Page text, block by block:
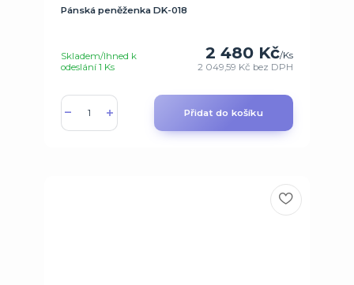
Pánská peněženka DK-018
2 480 Kč/Ks
2 049,59 Kč bez DPH
Skladem/Ihned k
odeslání 1 Ks
Přidat do košíku